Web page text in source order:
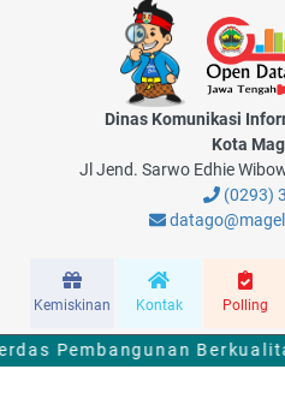
Dinas Komunikasi
Kota
Jl Jend. Sarwo Edhie
(0293)
Kemiskinan Kontak Polling
Pembangunan